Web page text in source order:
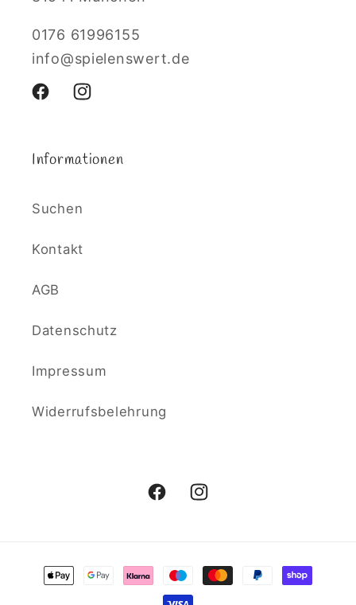
0176 61996155
info@spielenswert.de
FacebookInstagram
Informationen
Suchen
Kontakt
AGB
Datenschutz
Impressum
Widerrufsbelehrung
FacebookInstagram
Zahlungsmethoden